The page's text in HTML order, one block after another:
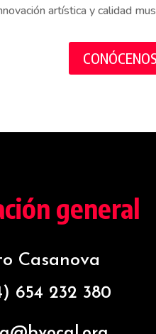
artística y calidad
general
Casanova
654 232 380